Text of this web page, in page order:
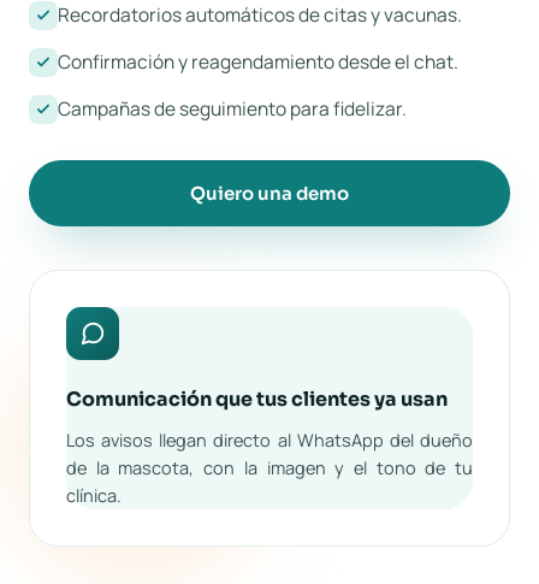
Recordatorios automáticos de citas y vacunas.
Confirmación y reagendamiento desde el chat.
Campañas de seguimiento para fidelizar.
Quiero una demo
Comunicación que tus clientes ya usan
Los avisos llegan directo al WhatsApp del dueño
de la mascota, con la imagen y el tono de tu
clínica.